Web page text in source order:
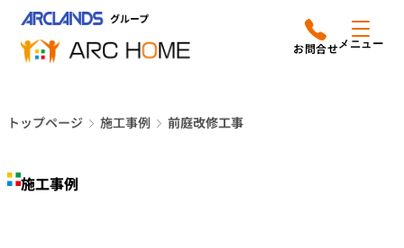
ッ
アークホームについて
施工事例
店舗案内
メニュー
営業時間は
平日9時から18時までと
電話をかける
トップページ 施工事例 前庭改修工事
施工事例